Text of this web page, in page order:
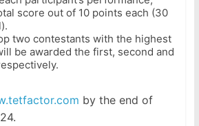
score out of 10 points each (30
two contestants with the highest
be awarded the first, second and
by the end of